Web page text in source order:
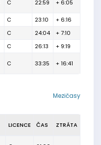
C 22:59 + 6:05
C 23:10
+ 6:16
C 24:04
+ 7:10
C 26:13 + 9:19
C 33:35 + 16:41
Mezičasy
LICENCE ČAS ZTRÁTA